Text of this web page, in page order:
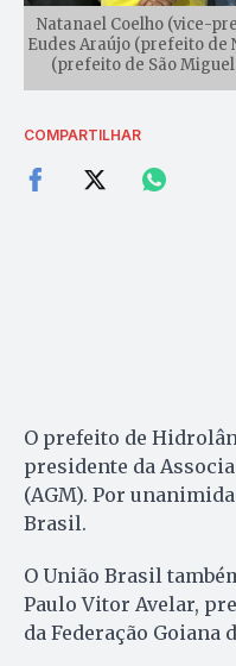
Natanael Coelho (vice-
Eudes Araújo (prefeito de
(prefeito de São
COMPARTILHAR
O prefeito de
presidente da
(AGM). Por
Brasil.
O União Brasil
Paulo Vitor Avelar,
da Federação Goiana